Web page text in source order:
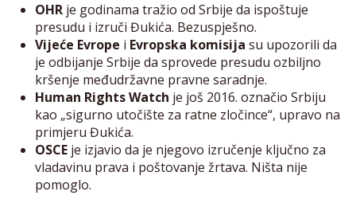
OHR je godinama tražio od Srbije da ispoštuje
presudu i izruči Đukića. Bezuspješno.
Vijeće Evrope i Evropska komisija su upozorili da
je odbijanje Srbije da sprovede presudu ozbiljno
kršenje međudržavne pravne saradnje.
Human Rights Watch je još 2016. označio Srbiju
kao „sigurno utočište za ratne zločince“, upravo na
primjeru Đukića.
OSCE je izjavio da je njegovo izručenje ključno za
vladavinu prava i poštovanje žrtava. Ništa nije
pomoglo.